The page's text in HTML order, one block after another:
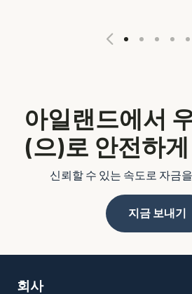
아일랜드에서
(으)로 안전하게
신뢰할 수 있는 속도로 자금
지금 보내기
회사